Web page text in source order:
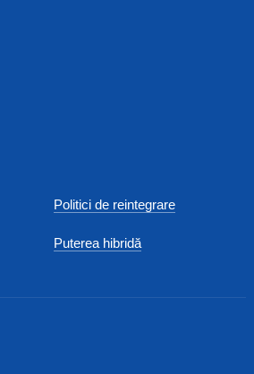
Politici de reintegrare
Puterea hibridă